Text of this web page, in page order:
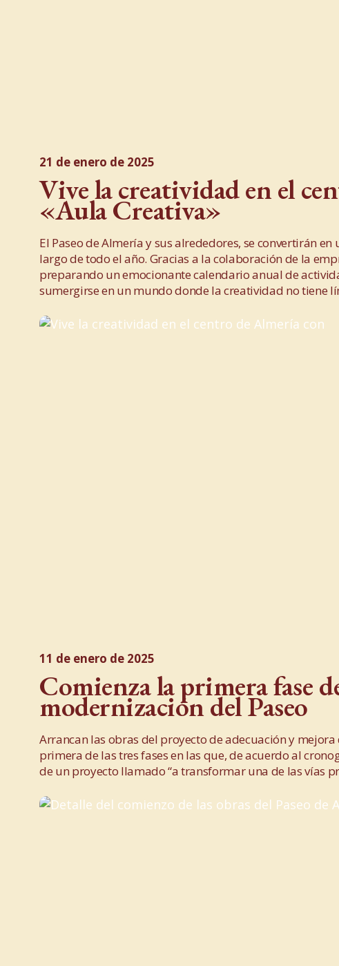
21 de enero de 2025
Vive la creatividad en el
«Aula Creativa»
El Paseo de Almería y sus alrededores, se convertirán
largo de todo el año. Gracias a la colaboración de la
preparando un emocionante calendario anual de
sumergirse en un mundo donde la creatividad no tiene
11 de enero de 2025
Comienza la primera fase
modernización del Paseo
Arrancan las obras del proyecto de adecuación y
primera de las tres fases en las que, de acuerdo al
de un proyecto llamado “a transformar una de las vías